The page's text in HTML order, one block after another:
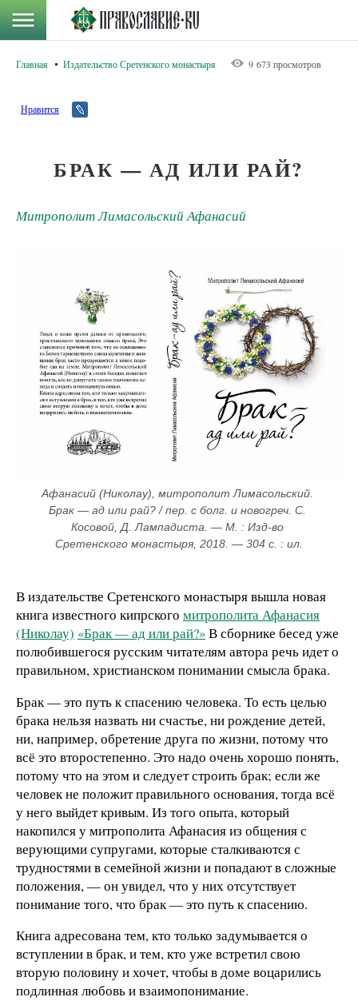
Главная Издательство Сретенского монастыря 9 673 просмотров
Нравится
БРАК — АД ИЛИ РАЙ?
Митрополит Лимасольский Афанасий
Афанасий (Николау), митрополит Лимасольский.
Брак — ад или рай? / пер. с болг. и новогреч. С.
Косовой, Д. Лампадиста. — М. : Изд-во
Сретенского монастыря, 2018. — 304 с. : ил.
В издательстве Сретенского монастыря вышла новая
книга известного кипрского митрополита Афанасия
(Николау) «Брак — ад или рай?»В сборнике бесед уже
полюбившегося русским читателям автора речь идет о
правильном, христианском понимании смысла брака.
Брак — это путь к спасению человека. То есть целью
брака нельзя назвать ни счастье, ни рождение детей,
ни, например, обретение друга по жизни, потому что
всё это второстепенно. Это надо очень хорошо понять,
потому что на этом и следует строить брак; если же
человек не положит правильного основания, тогда всё
у него выйдет кривым. Из того опыта, который
накопился у митрополита Афанасия из общения с
верующими супругами, которые сталкиваются с
трудностями в семейной жизни и попадают в сложные
положения, — он увидел, что у них отсутствует
понимание того, что брак — это путь к спасению.
Книга адресована тем, кто только задумывается о
вступлении в брак, и тем, кто уже встретил свою
вторую половину и хочет, чтобы в доме воцарились
подлинная любовь и взаимопонимание.